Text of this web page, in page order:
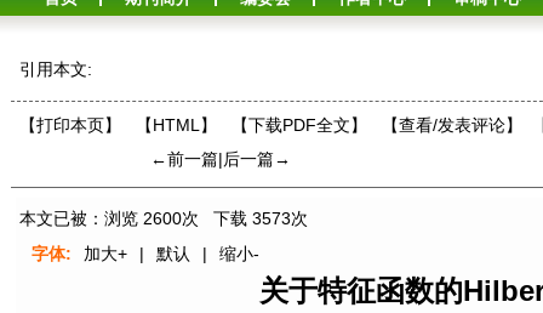
引用本文:
【打印本页】 【HTML】 【下载PDF全文】 【查看/发表评论】
←前一篇|后一篇→
本文已被：浏览 2600次 下载 3573次
字体:
加大+ | 默认 | 缩小-
关于特征函数的